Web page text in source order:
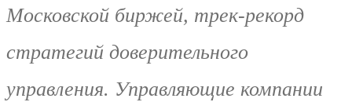
Московской биржей, трек-рекорд
стратегий доверительного
управления. Управляющие компании